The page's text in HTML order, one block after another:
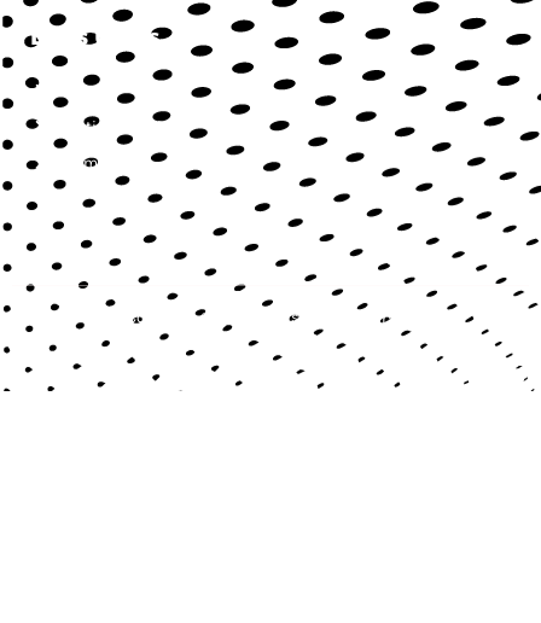
Liens Utiles
Contact
Mentions légales
Sitemap
Copyright © 2022 | Tous droits réservés.